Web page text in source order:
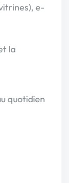
e-
la
quotidien